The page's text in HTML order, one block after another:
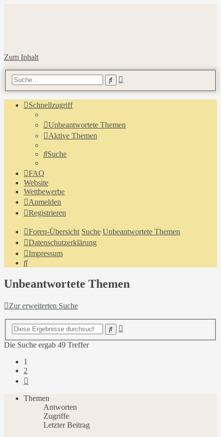
Zum Inhalt
Suche
Schnellzugriff
Unbeantwortete Themen
Aktive Themen
Suche
FAQ
Website
Wettbewerbe
Anmelden
Registrieren
Foren-Übersicht Suche Unbeantwortete Themen
Datenschutzerklärung
Impressum
Suche
Unbeantwortete Themen
Zur erweiterten Suche
Suche
Die Suche ergab 49 Treffer
1
2
Themen
Antworten
Zugriffe
Letzter Beitrag